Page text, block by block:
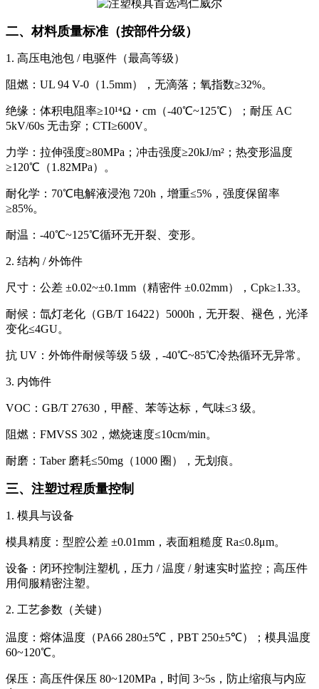
二、材料质量标准（按部件分级）
1. 高压电池包 / 电驱件（最高等级）
阻燃：UL 94 V-0（1.5mm），无滴落；氧指数≥32%。
绝缘：体积电阻率≥10¹⁴Ω・cm（-40℃~125℃）；耐压 AC
5kV/60s 无击穿；CTI≥600V。
力学：拉伸强度≥80MPa；冲击强度≥20kJ/m²；热变形温度
≥120℃（1.82MPa）。
耐化学：70℃电解液浸泡 720h，增重≤5%，强度保留率
≥85%。
耐温：-40℃~125℃循环无开裂、变形。
2. 结构 / 外饰件
尺寸：公差 ±0.02~±0.1mm（精密件 ±0.02mm），Cpk≥1.33。
耐候：氙灯老化（GB/T 16422）5000h，无开裂、褪色，光泽
变化≤4GU。
抗 UV：外饰件耐候等级 5 级，-40℃~85℃冷热循环无异常。
3. 内饰件
VOC：GB/T 27630，甲醛、苯等达标，气味≤3 级。
阻燃：FMVSS 302，燃烧速度≤10cm/min。
耐磨：Taber 磨耗≤50mg（1000 圈），无划痕。
三、注塑过程质量控制
1. 模具与设备
模具精度：型腔公差 ±0.01mm，表面粗糙度 Ra≤0.8μm。
设备：闭环控制注塑机，压力 / 温度 / 射速实时监控；高压件
用伺服精密注塑。
2. 工艺参数（关键）
温度：熔体温度（PA66 280±5℃，PBT 250±5℃）；模具温度
60~120℃。
保压：高压件保压 80~120MPa，时间 3~5s，防止缩痕与内应